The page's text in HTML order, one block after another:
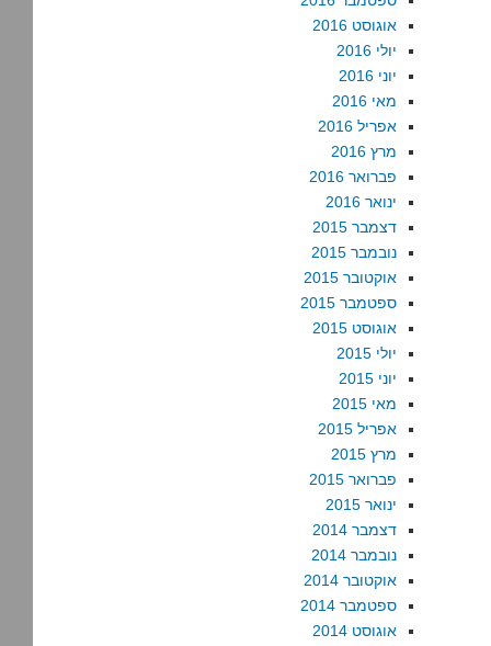
אוגוסט 2016
יולי 2016
יוני 2016
מאי 2016
אפריל 2016
מרץ 2016
פברואר 2016
ינואר 2016
דצמבר 2015
נובמבר 2015
אוקטובר 2015
ספטמבר 2015
אוגוסט 2015
יולי 2015
יוני 2015
מאי 2015
אפריל 2015
מרץ 2015
פברואר 2015
ינואר 2015
דצמבר 2014
נובמבר 2014
אוקטובר 2014
ספטמבר 2014
אוגוסט 2014